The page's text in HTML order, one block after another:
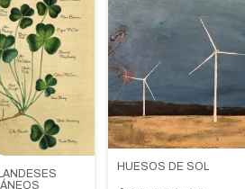
HUESOS DE SOL